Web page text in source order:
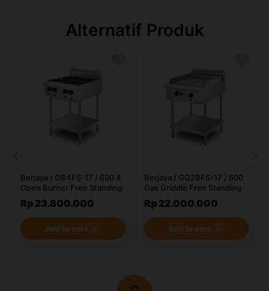
Alternatif Produk
Berjaya / OB4FS-17 / 600 4
Open Burner Free Standing
Rp 23.800.000
Add to cart ＋
Berjaya / GG2BFS-17 / 600
Gas Griddle Free Standing
Rp 22.000.000
Add to cart ＋